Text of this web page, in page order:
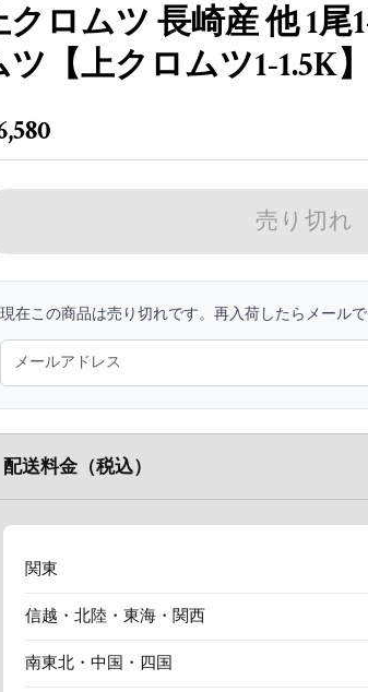
クロムツ 長崎産 他 1尾
ツ【上クロムツ1-1.5K
売り切れ
現在この商品は売り切れです。再入荷したらメールで
配送料金（税込）
関東
信越・北陸・東海・関西
南東北・中国・四国